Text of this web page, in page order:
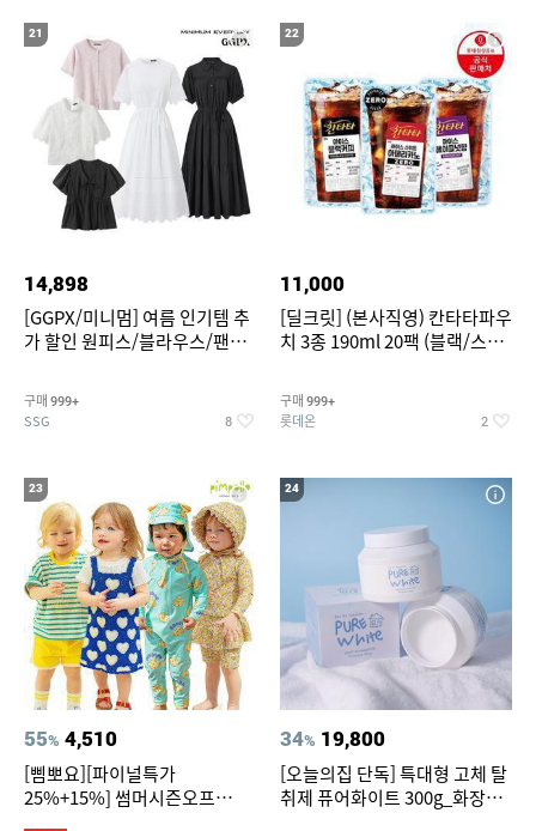
21
14,898
[GGPX/미니멈] 여름 인기템 추
가 할인 원피스/블라우스/팬츠
구매 999+
SSG 8
22
11,000
[딜크릿] (본사직영) 칸타타파우
치 3종 190ml 20팩 (블랙/스위
구매 999+
롯데온 2
23
55% 4,510
[삠뽀요][파이널특가
25%+15%] 썸머시즌오프
24
34% 19,800
[오늘의집 단독] 특대형 고체 탈
취제 퓨어화이트 300g_화장실